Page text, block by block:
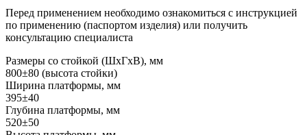
Перед применением необходимо ознакомиться с инструкцией
по применению (паспортом изделия) или получить
консультацию специалиста
Размеры со стойкой (ШхГхВ), мм
800±80 (высота стойки)
Ширина платформы, мм
395±40
Глубина платформы, мм
520±50